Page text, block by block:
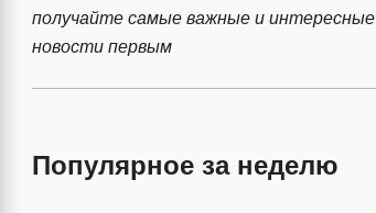
получайте самые важные и интересные
новости первым
Популярное за неделю